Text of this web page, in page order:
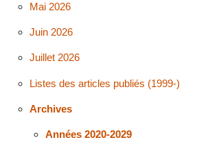
Mai 2026
Juin 2026
Juillet 2026
Listes des articles publiés (1999-)
Archives
Années 2020-2029